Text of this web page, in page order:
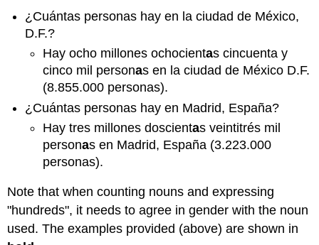
¿Cuántas personas hay en la ciudad de México,
D.F.?
Hay ocho millones ochocientas cincuenta y
cinco mil personas en la ciudad de México D.F.
(8.855.000 personas).
¿Cuántas personas hay en Madrid, España?
Hay tres millones doscientas veintitrés mil
personas en Madrid, España (3.223.000
personas).
Note that when counting nouns and expressing
"hundreds", it needs to agree in gender with the noun
used. The examples provided (above) are shown in